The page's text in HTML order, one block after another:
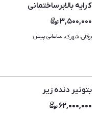
کرایه بالابرساختمانی
۳,۵۰۰,۰۰۰
بوکان، شهرک، ساعاتی پیش
بتونیر دنده زیر
۶۲,۰۰۰,۰۰۰